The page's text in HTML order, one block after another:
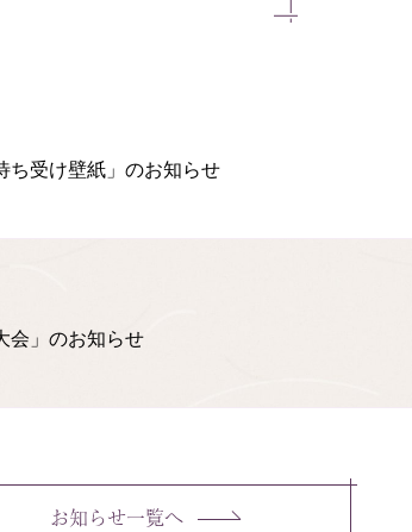
ち受け壁紙」のお知らせ
会」のお知らせ
お知らせ一覧へ